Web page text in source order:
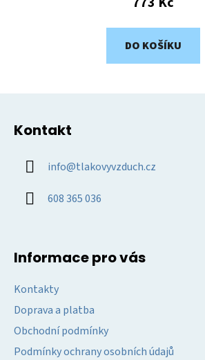
DO KOŠÍKU
Kontakt
info@tlakovyvzduch.cz
608 365 036
Informace pro vás
Kontakty
Doprava a platba
Obchodní podmínky
Podmínky ochrany osobních údajů